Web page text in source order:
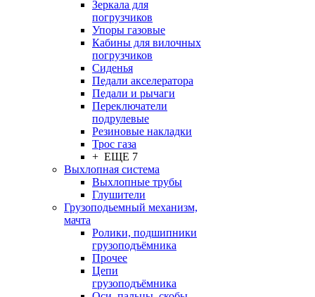
Зеркала для
погрузчиков
Упоры газовые
Кабины для вилочных
погрузчиков
Сиденья
Педали акселератора
Педали и рычаги
Переключатели
подрулевые
Резиновые накладки
Трос газа
+ ЕЩЕ 7
Выхлопная система
Выхлопные трубы
Глушители
Грузоподьемный механизм,
мачта
Ролики, подшипники
грузоподъёмника
Прочее
Цепи
грузоподъёмника